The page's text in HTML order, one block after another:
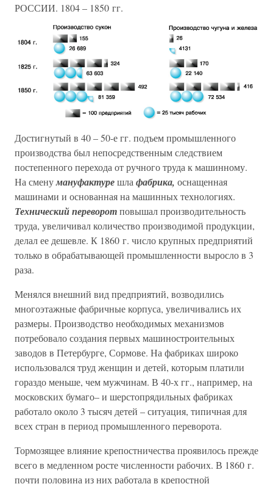
РОССИИ. 1804 – 1850 гг.
Достигнутый в 40 – 50-е гг. подъем промышленного
производства был непосредственным следствием
постепенного перехода от ручного труда к машинному.
На сменумануфактурешла фабрика, оснащенная
машинами и основанная на машинных технологиях.
Технический переворотповышал производительность
труда, увеличивал количество производимой продукции,
делал ее дешевле. К 1860 г. число крупных предприятий
только в обрабатывающей промышленности выросло в 3
раза.
Менялся внешний вид предприятий, возводились
многоэтажные фабричные корпуса, увеличивались их
размеры. Производство необходимых механизмов
потребовало создания первых машиностроительных
заводов в Петербурге, Сормове. На фабриках широко
использовался труд женщин и детей, которым платили
гораздо меньше, чем мужчинам. В 40-х гг., например, на
московских бумаго– и шерстопрядильных фабриках
работало около 3 тысяч детей – ситуация, типичная для
всех стран в период промышленного переворота.
Тормозящее влияние крепостничества проявилось прежде
всего в медленном росте численности рабочих. В 1860 г.
почти половина из них работала в крепостной